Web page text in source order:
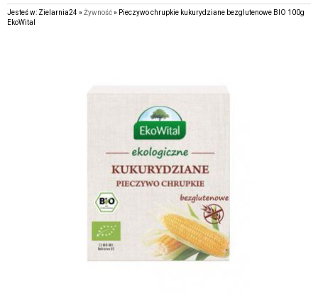
Jesteś w: Zielarnia24 »Żywność» Pieczywo chrupkie kukurydziane bezglutenowe BIO 100g
EkoWital